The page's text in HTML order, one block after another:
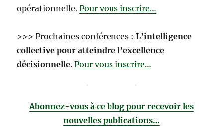
opérationnelle.Pour vous inscrire…
>>> Prochaines conférences :L’intelligence
collective pour atteindre l’excellence
décisionnelle.Pour vous inscrire…
Abonnez-vous à ce blog pour recevoir les
nouvelles publications…